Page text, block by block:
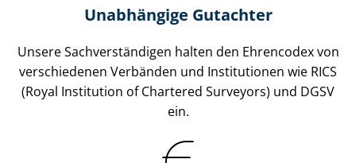
Unabhängige Gutachter
Unsere Sach­ver­stän­di­gen halten den Ehrencodex von
verschiedenen Verbänden und Institutionen wie RICS
(Royal Institution of Chartered Surveyors) und DGSV
ein.